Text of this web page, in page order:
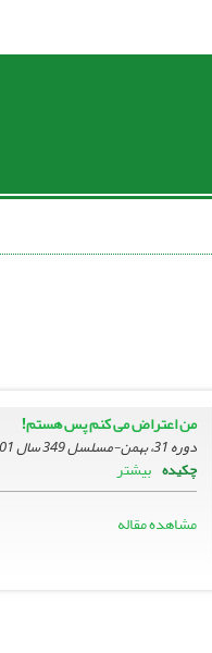
من اعتراض می کنم پس هستم!
دوره 31، بهمن-مسلسل 349 سال 1401 ، بهمن و اسفند 1401، ، صفحه
چکیده بیشتر
مشاهده مقاله